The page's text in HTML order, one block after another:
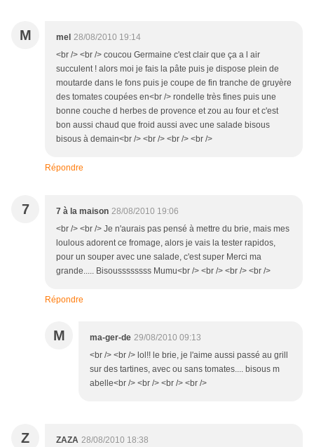
M mel 28/08/2010 19:14
<br /> <br /> coucou Germaine c'est clair que ça a l air
succulent ! alors moi je fais la pâte puis je dispose plein de
moutarde dans le fons puis je coupe de fin tranche de gruyère
des tomates coupées en<br /> rondelle très fines puis une
bonne couche d herbes de provence et zou au four et c'est
bon aussi chaud que froid aussi avec une salade bisous
bisous à demain<br /> <br /> <br /> <br />
Répondre
7 7 à la maison 28/08/2010 19:06
<br /> <br /> Je n'aurais pas pensé à mettre du brie, mais mes
loulous adorent ce fromage, alors je vais la tester rapidos,
pour un souper avec une salade, c'est super Merci ma
grande..... Bisoussssssss Mumu<br /> <br /> <br /> <br />
Répondre
M ma-ger-de 29/08/2010 09:13
<br /> <br /> lol!! le brie, je l'aime aussi passé au grill
sur des tartines, avec ou sans tomates.... bisous m
abelle<br /> <br /> <br /> <br />
Z ZAZA 28/08/2010 18:38